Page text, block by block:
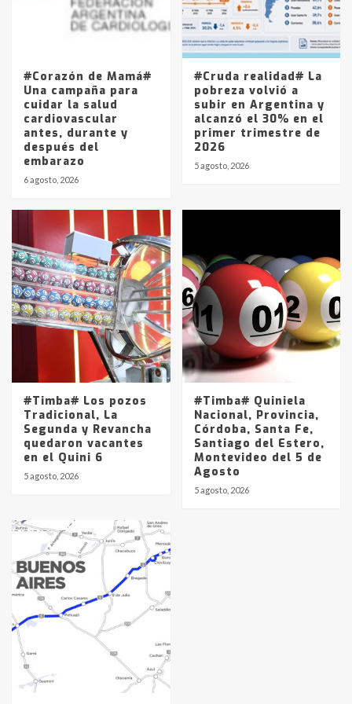
Los precios de los combustibles en
La Pampa, desde YPF hasta Axion
entre 857 a 1338 pesos
#Corazón de Mamá#
Una campaña para
cuidar la salud
cardiovascular
antes, durante y
después del
embarazo
6 agosto, 2026
#Cruda realidad# La
pobreza volvió a
subir en Argentina y
alcanzó el 30% en el
primer trimestre de
2026
5 agosto, 2026
#Timba# Los pozos
Tradicional, La
Segunda y Revancha
quedaron vacantes
en el Quini 6
5 agosto, 2026
#Timba# Quiniela
Nacional, Provincia,
Córdoba, Santa Fe,
Santiago del Estero,
Montevideo del 5 de
Agosto
5 agosto, 2026